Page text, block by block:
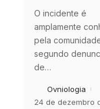
O incidente é
amplamente
pela
segundo
de…
Ovniologia
24 de dezembro